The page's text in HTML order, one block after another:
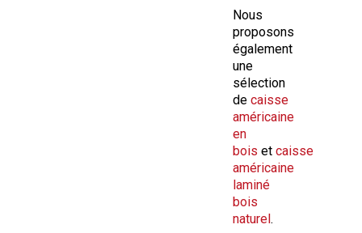
Nous
proposons
également
une
sélection
de caisse
américaine
en
bois et caisse
américaine
laminé
bois
naturel.